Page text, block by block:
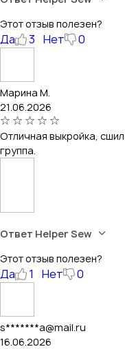
Этот отзыв полезен?
Да 3 Нет 0
Марина М.
21.06.2026
Отличная выкройка,
группа.
Ответ Helper Sew
Этот отзыв полезен?
Да 1 Нет 0
s*******a@mail.ru
16.06.2026